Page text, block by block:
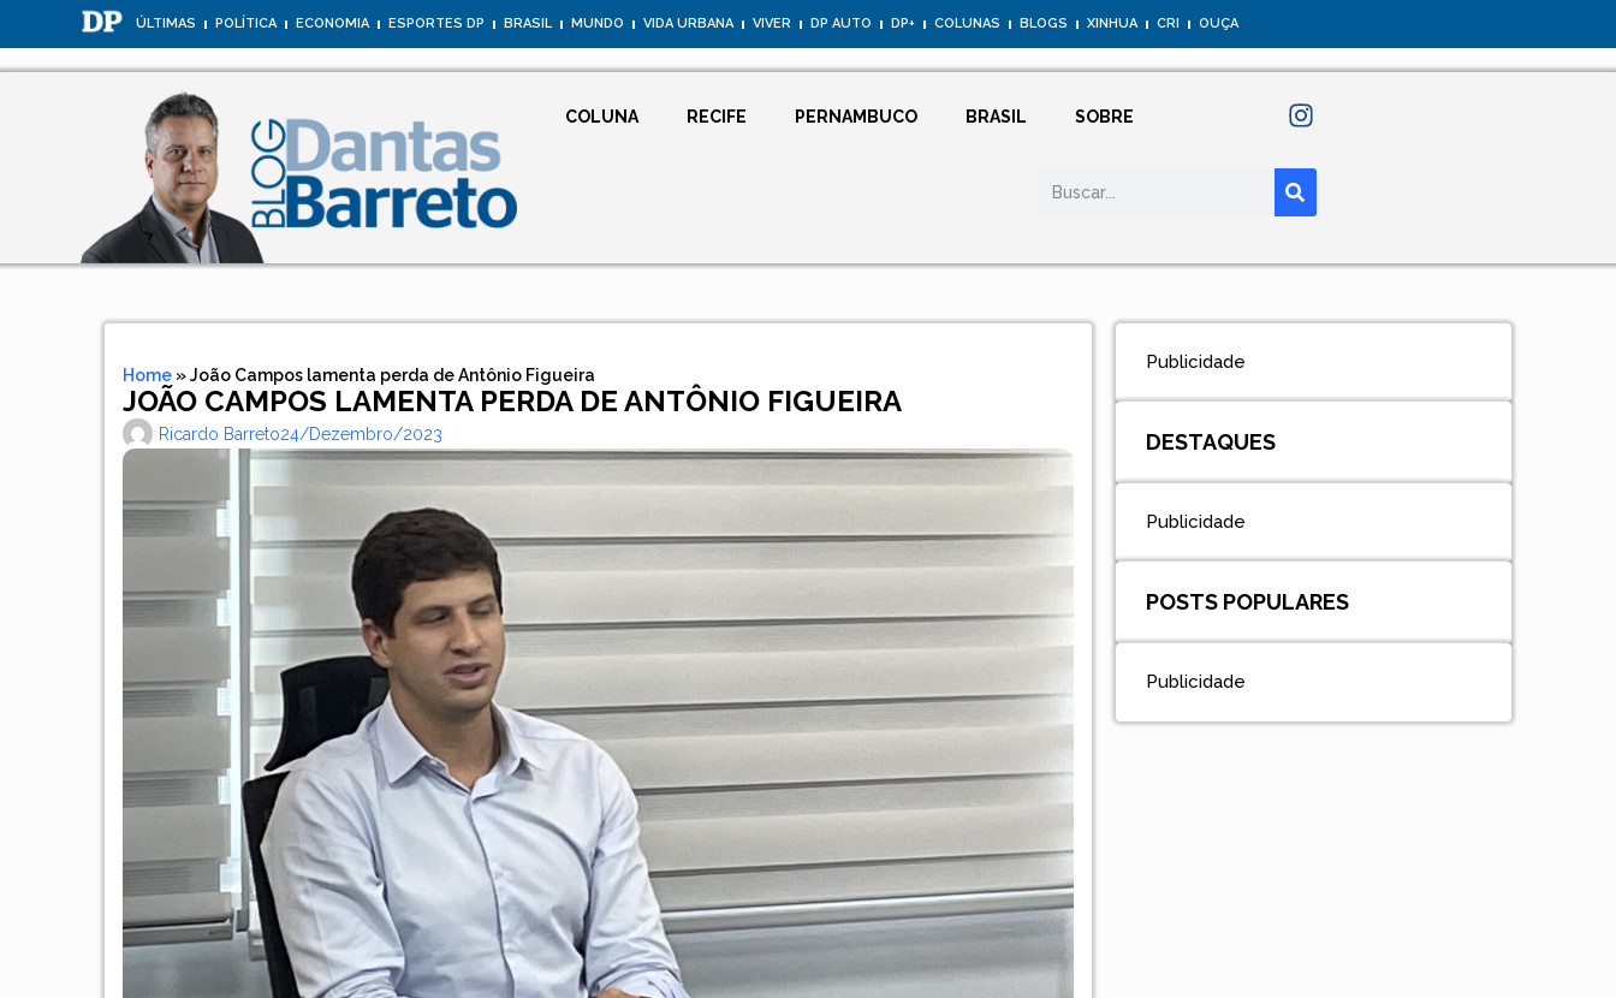
ÚLTIMAS POLÍTICA ECONOMIA ESPORTES DP BRASIL MUNDO VIDA URBANA VIVER DP AUTO DP+ COLUNAS BLOGS XINHUA CRI OUÇA
COLUNA RECIFE PERNAMBUCO BRASIL SOBRE
Home »João Campos lamenta perda de Antônio Figueira
JOÃO CAMPOS LAMENTA PERDA DE ANTÔNIO FIGUEIRA
Ricardo Barreto24/dezembro/2023
Publicidade
DESTAQUES
Publicidade
POSTS POPULARES
Publicidade